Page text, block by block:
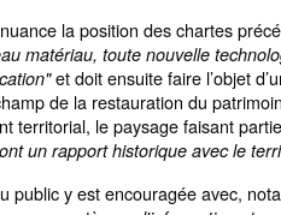
la position des chartes
matériau, toute nouvelle
et doit ensuite faire l’objet
de la restauration du
territorial, le paysage faisant
un rapport historique avec le
public y est encouragée avec,